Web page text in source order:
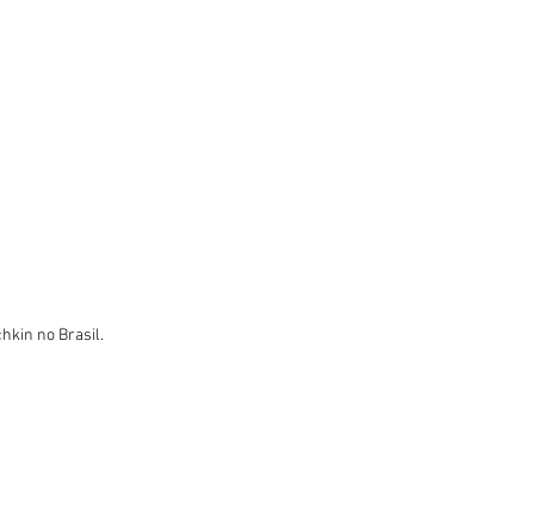
no Brasil.